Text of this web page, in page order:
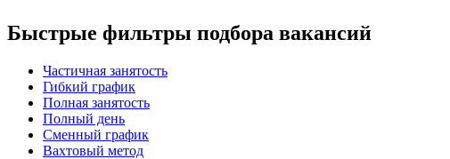
Быстрые фильтры подбора вакансий
Частичная занятость
Гибкий график
Полная занятость
Полный день
Сменный график
Вахтовый метод